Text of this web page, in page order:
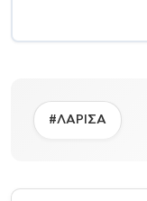
#ΛΑΡΙΣΑ